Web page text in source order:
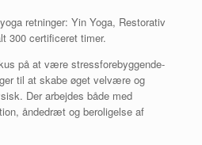
retninger: Yin Yoga, Restorativ
300 certificeret timer.
på at være stressforebyggende-
til at skabe øget velvære og
Der arbejdes både med
åndedræt og beroligelse af